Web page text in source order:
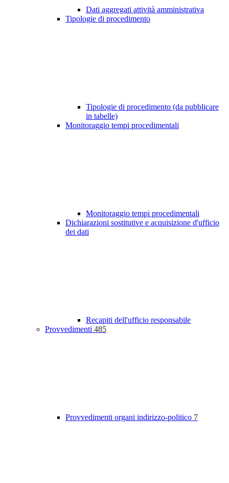
Dati aggregati attività amministrativa
Tipologie di procedimento
Tipologie di procedimento (da pubblicare
in tabelle)
Monitoraggio tempi procedimentali
Monitoraggio tempi procedimentali
Dichiarazioni sostitutive e acquisizione d'ufficio
dei dati
Recapiti dell'ufficio responsabile
Provvedimenti 485
Provvedimenti organi indirizzo-politico 7